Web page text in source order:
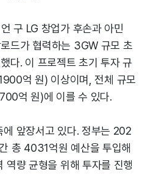
구 LG 창업가 후손과 아민
드가 협력하는 3GW 규모 초
다. 이 프로젝트 초기 투자 규
억 원) 이상이며, 전체 규모
억 원)에 이를 수 있다.
앞장서고 있다. 정부는 202
총 4031억원 예산을 투입해
역량 균형을 위해 투자를 진행